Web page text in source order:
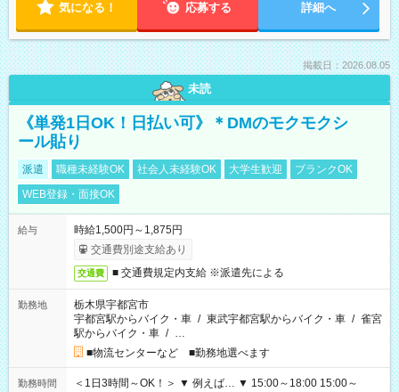
気になる！ 応募する 詳細へ
掲載日：2026.08.05
未読
《単発1日OK！日払い可》＊DMのモクモクシ
ール貼り
派遣 職種未経験OK 社会人未経験OK 大学生歓迎
ブランクOK
WEB登録・面接OK
給与
時給1,500円～1,875円
交通費別途支給あり
交通費 ■ 交通費規定内支給 ※派遣先による
勤務地
栃木県宇都宮市
宇都宮駅からバイク・車 / 東武宇都宮駅からバイク・車 / 雀宮
駅からバイク・車 / …
■物流センターなど ■勤務地選べます
勤務時間
＜1日3時間～OK！＞ ▼ 例えば… ▼ 15:00～18:00 15:00～